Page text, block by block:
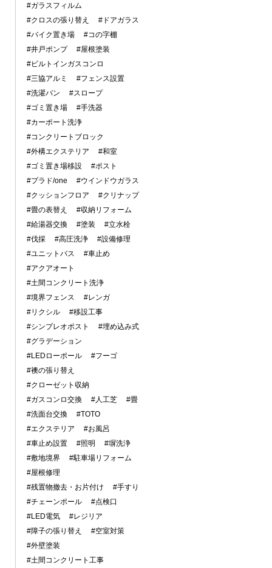
#ガラスフィルム
#クロスの張り替え
#ドアガラス
#バイク置き場
#コの字棚
#井戸ポンプ
#屋根塗装
#ビルトインガスコンロ
#三協アルミ
#フェンス設置
#洗濯パン
#スロープ
#ゴミ置き場
#手洗器
#カーポート洗浄
#コンクリートブロック
#外構エクステリア
#和室
#ゴミ置き場移設
#ポスト
#プラド/one
#ウインドウガラス
#クッションフロア
#クリナップ
#畳の表替え
#収納リフォーム
#給湯器交換
#塗装
#立水栓
#伐採
#高圧洗浄
#設備修理
#ユニットバス
#車止め
#アクアオート
#土間コンクリート洗浄
#境界フェンス
#レンガ
#リクシル
#移設工事
#シンプレオポスト
#埋め込み式
#グラデーション
#LEDローポール
#フーゴ
#襖の張り替え
#クローゼット収納
#ガスコンロ交換
#人工芝
#畳
#洗面台交換
#TOTO
#エクステリア
#お風呂
#車止め設置
#照明
#塀洗浄
#敷地境界
#駐車場リフォーム
#屋根修理
#残置物撤去・お片付け
#手すり
#チェーンポール
#点検口
#LED電気
#レジリア
#障子の張り替え
#空室対策
#外壁塗装
#土間コンクリート工事